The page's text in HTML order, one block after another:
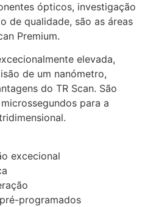
ópticos, investigação
de qualidade, são as áreas
Premium.
elevada,
de um nanómetro,
do TR Scan. São
para a
excecional
programados